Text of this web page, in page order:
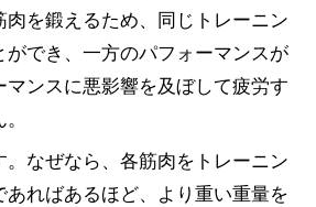
肉を鍛えるため、同じトレーニン
ができ、一方のパフォーマンスが
マンスに悪影響を及ぼして疲労す
。なぜなら、各筋肉をトレーニン
あればあるほど、より重い重量を